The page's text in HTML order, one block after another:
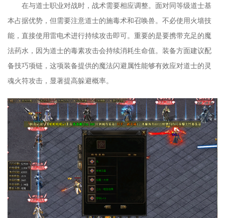
在与道士职业对战时，战术需要相应调整。面对同等级道士基
本占据优势，但需要注意道士的施毒术和召唤兽。不必使用火墙技
能，直接使用雷电术进行持续攻击即可。重要的是要携带充足的魔
法药水，因为道士的毒素攻击会持续消耗生命值。装备方面建议配
备技巧项链，这项装备提供的魔法闪避属性能够有效应对道士的灵
魂火符攻击，显著提高躲避概率。